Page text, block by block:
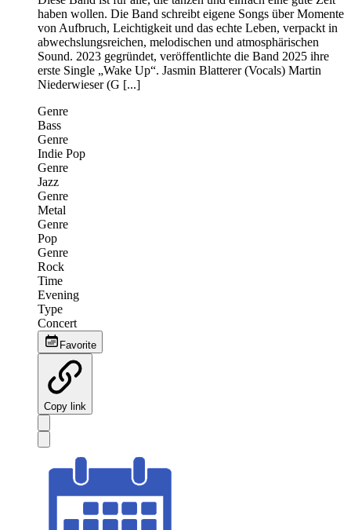
haben wollen. Die Band schreibt eigene Songs über Momente
von Aufbruch, Leichtigkeit und das echte Leben, verpackt in
abwechslungsreichen, melodischen und atmosphärischen
Sound. 2023 gegründet, veröffentlichte die Band 2025 ihre
erste Single „Wake Up“. Jasmin Blatterer (Vocals) Martin
Niederwieser (G [...]
Genre
Bass
Genre
Indie Pop
Genre
Jazz
Genre
Metal
Genre
Pop
Genre
Rock
Time
Evening
Type
Concert
Favorite
Copy link